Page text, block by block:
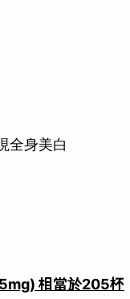
全身美白
相當於205杯